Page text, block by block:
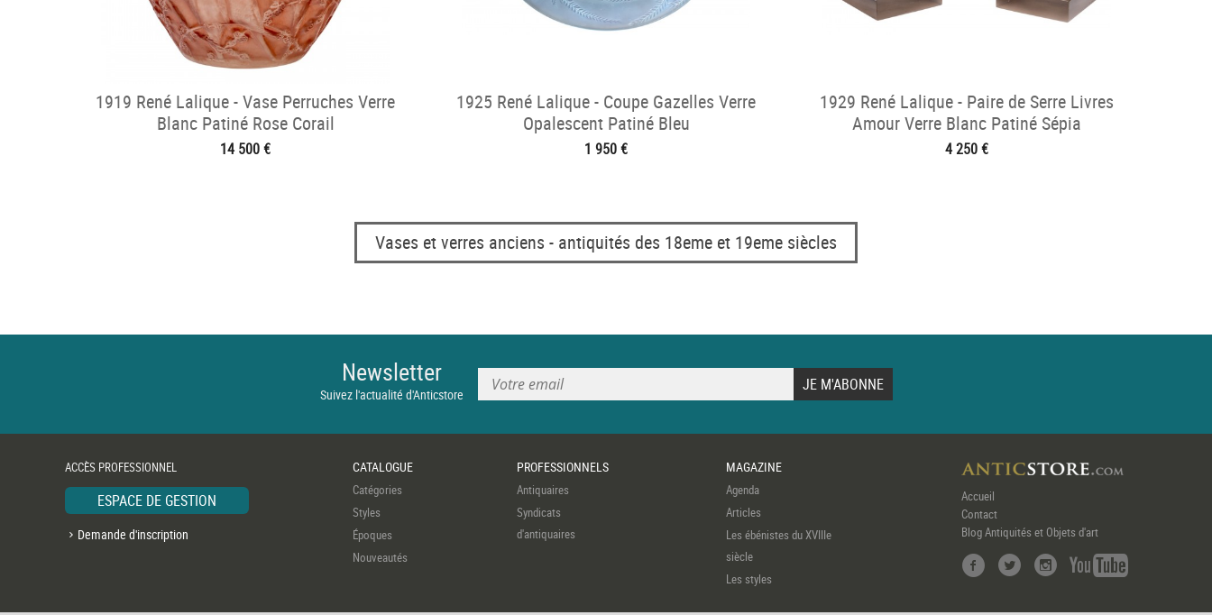
1919 René Lalique - Vase Perruches Verre
Blanc Patiné Rose Corail
14 500 €
1925 René Lalique - Coupe Gazelles Verre
Opalescent Patiné Bleu
1 950 €
1929 René Lalique - Paire de Serre Livres
Amour Verre Blanc Patiné Sépia
4 250 €
Vases et verres anciens - antiquités des 18eme et 19eme siècles
Newsletter
Suivez l'actualité d'Anticstore
ACCÈS PROFESSIONNEL
ESPACE DE GESTION
Demande d'inscription
CATALOGUE
Catégories
Styles
Époques
Nouveautés
PROFESSIONNELS
Antiquaires
Syndicats
d'antiquaires
MAGAZINE
Agenda
Articles
Les ébénistes du XVIIIe
siècle
Les styles
Accueil
Contact
Blog Antiquités et Objets d'art